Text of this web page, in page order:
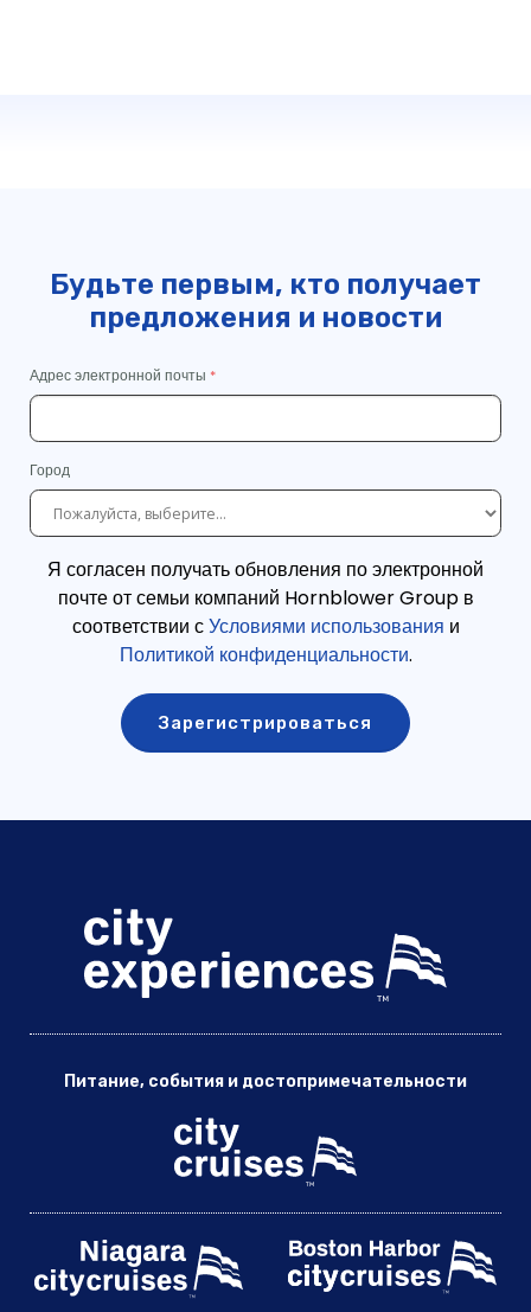
Будьте первым, кто получает
предложения и новости
Адрес электронной почты
Город
Я согласен получать обновления по электронной
почте от семьи компаний Hornblower Group в
соответствии сУсловиями использования и
Политикой конфиденциальности.
Питание, события и достопримечательности